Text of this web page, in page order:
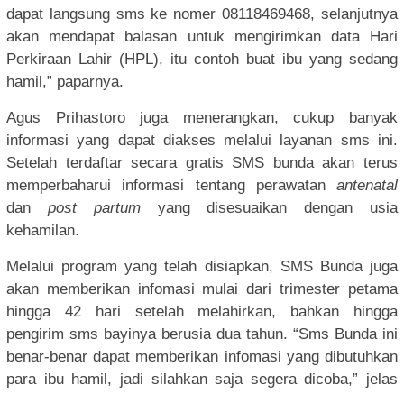
dapat langsung sms ke nomer 08118469468, selanjutnya
akan mendapat balasan untuk mengirimkan data Hari
Perkiraan Lahir (HPL), itu contoh buat ibu yang sedang
hamil,” paparnya.
Agus Prihastoro juga menerangkan, cukup banyak
informasi yang dapat diakses melalui layanan sms ini.
Setelah terdaftar secara gratis SMS bunda akan terus
memperbaharui informasi tentang perawatan antenatal
dan post partumyang disesuaikan dengan usia
kehamilan.
Melalui program yang telah disiapkan, SMS Bunda juga
akan memberikan infomasi mulai dari trimester petama
hingga 42 hari setelah melahirkan, bahkan hingga
pengirim sms bayinya berusia dua tahun. “Sms Bunda ini
benar-benar dapat memberikan infomasi yang dibutuhkan
para ibu hamil, jadi silahkan saja segera dicoba,” jelas